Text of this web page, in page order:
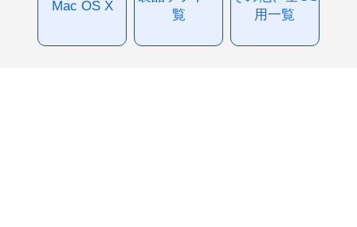
Mac OS X
覧
用一覧